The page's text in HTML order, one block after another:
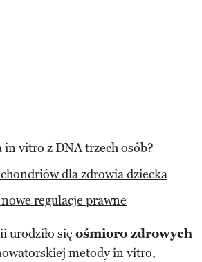
in vitro z DNA trzech osób?
dla zdrowia dziecka
regulacje prawne
urodziło się ośmioro zdrowych
metody in vitro,